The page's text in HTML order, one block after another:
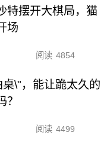
特摆开大棋局，猫
场
阅读 4854
\"，能让跪太久的
阅读 4499